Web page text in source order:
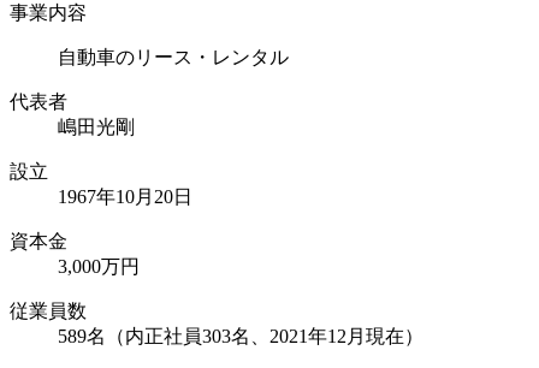
事業内容
自動車のリース・レンタル
代表者
嶋田光剛
設立
1967年10月20日
資本⾦
3,000万円
従業員数
589名（内正社員303名、2021年12月現在）